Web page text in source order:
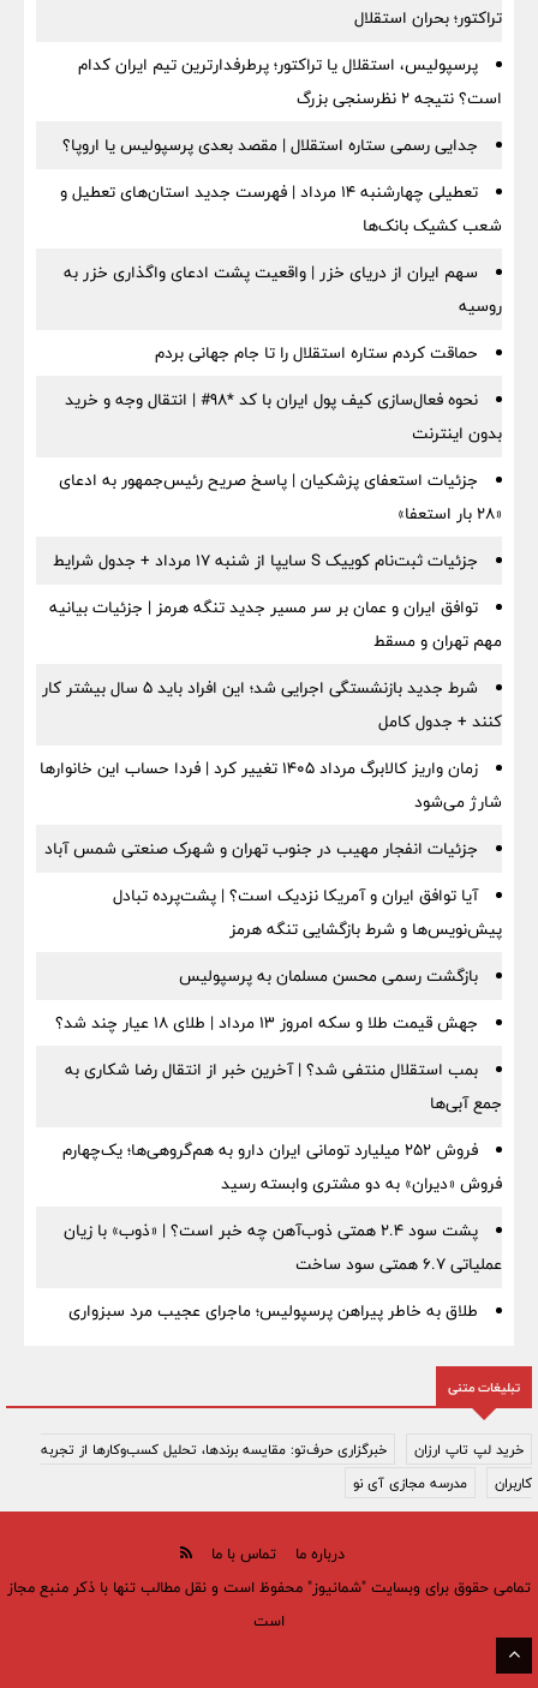
تراکتور؛ بحران استقلال
پرسپولیس، استقلال یا تراکتور؛ پرطرفدارترین تیم ایران کدام
است؟ نتیجه ۲ نظرسنجی بزرگ
جدایی رسمی ستاره استقلال | مقصد بعدی پرسپولیس یا اروپا؟
تعطیلی چهارشنبه ۱۴ مرداد | فهرست جدید استان‌های تعطیل و
شعب کشیک بانک‌ها
سهم ایران از دریای خزر | واقعیت پشت ادعای واگذاری خزر به
روسیه
حماقت کردم ستاره استقلال را تا جام جهانی بردم
نحوه فعال‌سازی کیف پول ایران با کد *98# | انتقال وجه و خرید
بدون اینترنت
جزئیات استعفای پزشکیان | پاسخ صریح رئیس‌جمهور به ادعای
«۲۸ بار استعفا»
جزئیات ثبت‌نام کوییک S سایپا از شنبه ۱۷ مرداد + جدول شرایط
توافق ایران و عمان بر سر مسیر جدید تنگه هرمز | جزئیات بیانیه
مهم تهران و مسقط
شرط جدید بازنشستگی اجرایی شد؛ این افراد باید ۵ سال بیشتر کار
کنند + جدول کامل
زمان واریز کالابرگ مرداد ۱۴۰۵ تغییر کرد | فردا حساب این خانوارها
شارژ می‌شود
جزئیات انفجار مهیب در جنوب تهران و شهرک صنعتی شمس آباد
آیا توافق ایران و آمریکا نزدیک است؟ | پشت‌پرده تبادل
پیش‌نویس‌ها و شرط بازگشایی تنگه هرمز
بازگشت رسمی محسن مسلمان به پرسپولیس
جهش قیمت طلا و سکه امروز ۱۳ مرداد | طلای ۱۸ عیار چند شد؟
بمب استقلال منتفی شد؟ | آخرین خبر از انتقال رضا شکاری به
جمع آبی‌ها
فروش ۲۵۲ میلیارد تومانی ایران دارو به هم‌گروهی‌ها؛ یک‌چهارم
فروش «دیران» به دو مشتری وابسته رسید
پشت سود ۲.۴ همتی ذوب‌آهن چه خبر است؟ | «ذوب» با زیان
عملیاتی ۶.۷ همتی سود ساخت
طلاق به خاطر پیراهن پرسپولیس؛ ماجرای عجیب مرد سبزواری
تبلیغات متنی
خرید لپ تاپ ارزان
خبرگزاری حرف‌تو: مقایسه برندها، تحلیل کسب‌وکارها از تجربه
کاربران
مدرسه مجازی آی نو
درباره ما
تماس با ما
تمامی حقوق برای وبسایت "شمانیوز" محفوظ است و نقل مطالب تنها با ذکر منبع مجاز
است